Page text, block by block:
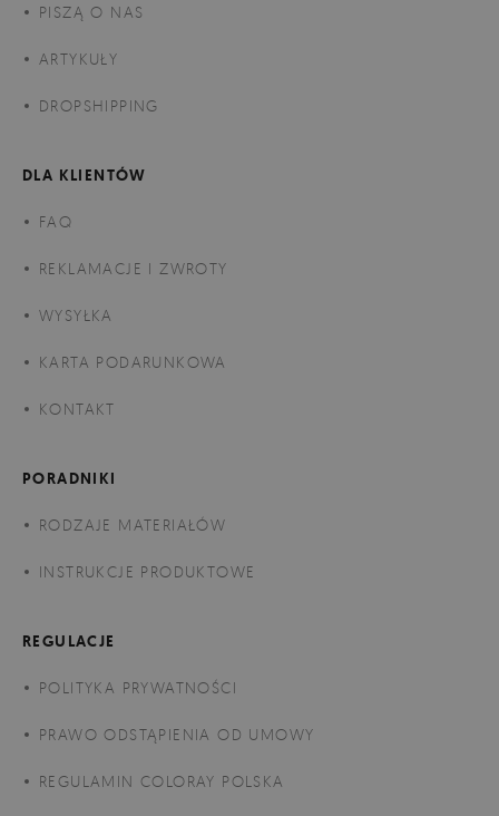
PISZĄ O NAS
ARTYKUŁY
DROPSHIPPING
DLA KLIENTÓW
FAQ
REKLAMACJE I ZWROTY
WYSYŁKA
KARTA PODARUNKOWA
KONTAKT
PORADNIKI
RODZAJE MATERIAŁÓW
INSTRUKCJE PRODUKTOWE
REGULACJE
POLITYKA PRYWATNOŚCI
PRAWO ODSTĄPIENIA OD UMOWY
REGULAMIN COLORAY POLSKA